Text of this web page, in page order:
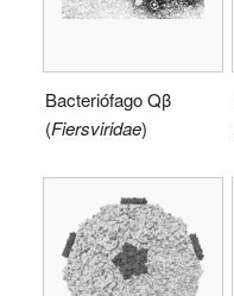
Bacteriófago Qβ
(Fiersviridae)